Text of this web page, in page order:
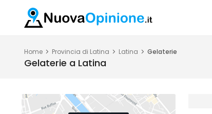
Home Provincia di Latina Latina Gelaterie
Gelaterie a Latina